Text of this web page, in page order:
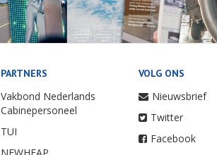
PARTNERS
Vakbond Nederlands
Cabinepersoneel
TUI
NEWHEAP
VOLG ONS
Nieuwsbrief
Twitter
Facebook